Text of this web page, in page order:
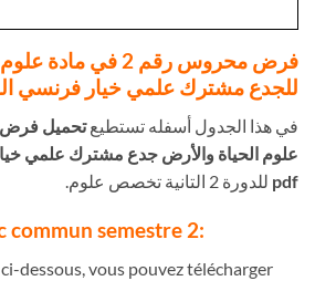
فرض محروس رقم 2 في
للجدع مشترك علمي خيار فرنسي
في هذا الجدول أسفله تستطيع
علوم الحياة والأرض جدع مشترك علمي
pdf للدورة 2 التانية تخصص علوم.
:Devoir 2 Svt tronc commun semestre 2
dessous, vous pouvez télécharger